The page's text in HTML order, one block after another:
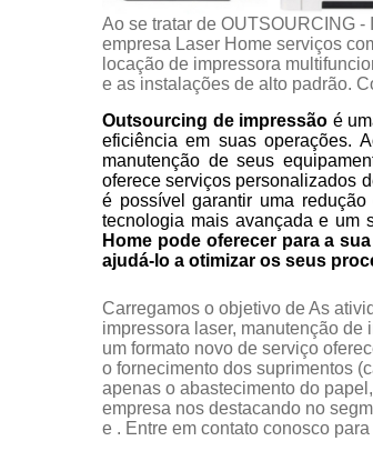
Ao se tratar de OUTSOURCING
empresa Laser Home serviços
locação de impressora
e as instalações de alto padrão.
Outsourcing de impressão é
eficiência em suas operações.
manutenção de seus
oferece serviços personalizados
é possível garantir uma
tecnologia mais avançada e um
Home pode oferecer para a
ajudá-lo a otimizar os seus
Carregamos o objetivo de As
impressora laser, manutenção de
um formato novo de serviço
o fornecimento dos suprimentos
apenas o abastecimento do
empresa nos destacando no
e . Entre em contato conosco